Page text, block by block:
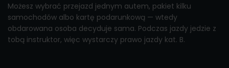
Możesz wybrać przejazd jednym autem, pakiet kilku
samochodów albo kartę podarunkową — wtedy
obdarowana osoba decyduje sama. Podczas jazdy jedzie z
tobą instruktor, więc wystarczy prawo jazdy kat. B.